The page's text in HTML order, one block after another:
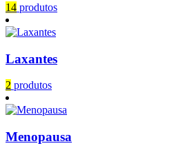
14 produtos
Laxantes
2 produtos
Menopausa